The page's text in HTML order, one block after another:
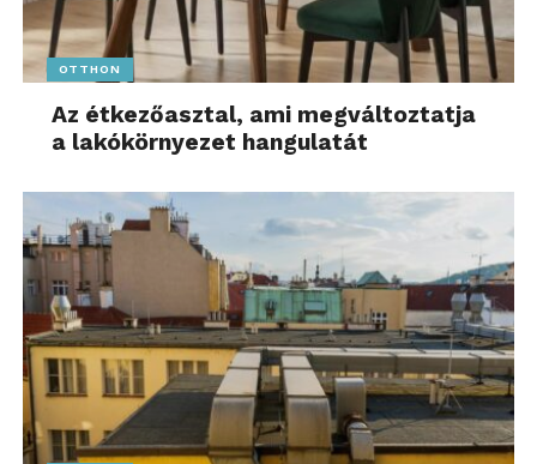
OTTHON
Az étkezőasztal, ami megváltoztatja
a lakókörnyezet hangulatát